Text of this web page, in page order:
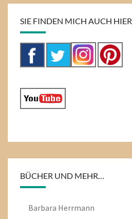
SIE FINDEN MICH AUCH HIER
BÜCHER UND MEHR…
Barbara Herrmann